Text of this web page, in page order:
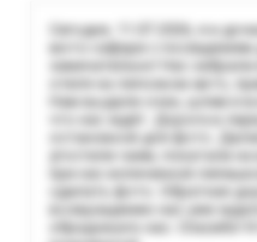
Сегодня, 11.07.2026, я и
мото-сафари с
замечательно! Нас
отеля на легковом авто,
Нам выдали очки, шлем и
что нас ждёт. Дорога в
остановкой для фото.
угостили чаем, покатали
при нас испеченной
сделать фото. Обратная
возвращению нас уже
обрадовало нас. Спасибо!